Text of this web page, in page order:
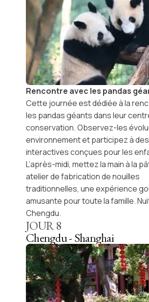
Rencontre avec les pandas
Cette journée est dédiée à la
les pandas géantsdans leur
conservation. Observez-les
environnement et participez à
interactives conçues pour les
L’après-midi, mettez la main à la
atelier de fabrication de nouilles
traditionnelles, une expérience
amusante pour toute la famille.
Chengdu.
JOUR8
Chengdu - Shanghai